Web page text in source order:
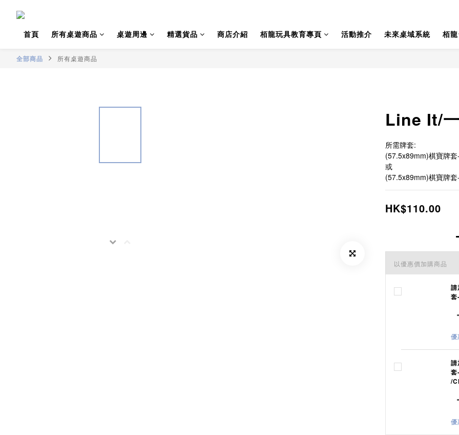
首頁 所有桌遊商品 桌遊周邊 精選貨品 商店介紹 栢龍玩具教育專頁 活動推介 未來桌域系統 栢
全部商品 所有桌遊商品
Line It/
所需牌套:
(57.5x89mm)棋寶牌
或
(57.5x89mm)棋寶牌
HK$110.00
以優惠價加購商品
/